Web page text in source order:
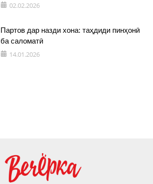
02.02.2026
Партов дар назди хона: таҳдиди пинҳонӣ
ба саломатӣ
14.01.2026